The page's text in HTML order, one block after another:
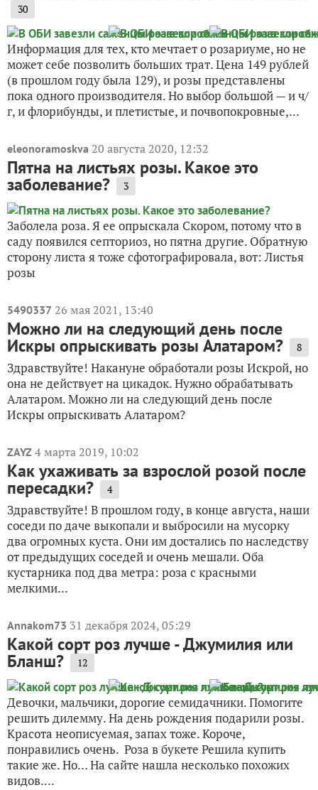
30
Информация для тех, кто мечтает о розариуме, но не
может себе позволить больших трат. Цена 149 рублей
(в прошлом году была 129), и розы представлены
пока одного производителя. Но выбор большой — и ч/
г, и флорибунды, и плетистые, и почвопокровные,...
eleonoramoskva 20 августа 2020, 12:32
Пятна на листьях розы. Какое это
заболевание? 3
Заболела роза. Я ее опрыскала Скором, потому что в
саду появился септориоз, но пятна другие. Обратную
сторону листа я тоже сфотографировала, вот: Листья
розы
5490337 26 мая 2021, 13:40
Можно ли на следующий день после
Искры опрыскивать розы Алатаром? 8
Здравствуйте! Накануне обработали розы Искрой, но
она не действует на цикадок. Нужно обрабатывать
Алатаром. Можно ли на следующий день после
Искры опрыскивать Алатаром?
ZAYZ 4 марта 2019, 10:02
Как ухаживать за взрослой розой после
пересадки? 4
Здравствуйте! В прошлом году, в конце августа, наши
соседи по даче выкопали и выбросили на мусорку
два огромных куста. Они им достались по наследству
от предыдущих соседей и очень мешали. Оба
кустарника под два метра: роза с красными
мелкими...
Annakom73 31 декабря 2024, 05:29
Какой сорт роз лучше - Джумилия или
Бланш? 12
Девочки, мальчики, дорогие семидачники. Помогите
решить дилемму. На день рождения подарили розы.
Красота неописуемая, запах тоже. Короче,
понравились очень. Роза в букете Решила купить
такие же. Но… На сайте нашла несколько похожих
видов....